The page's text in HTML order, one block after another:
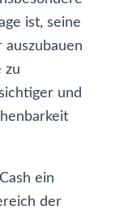
ist, seine
zu
und
ein
der